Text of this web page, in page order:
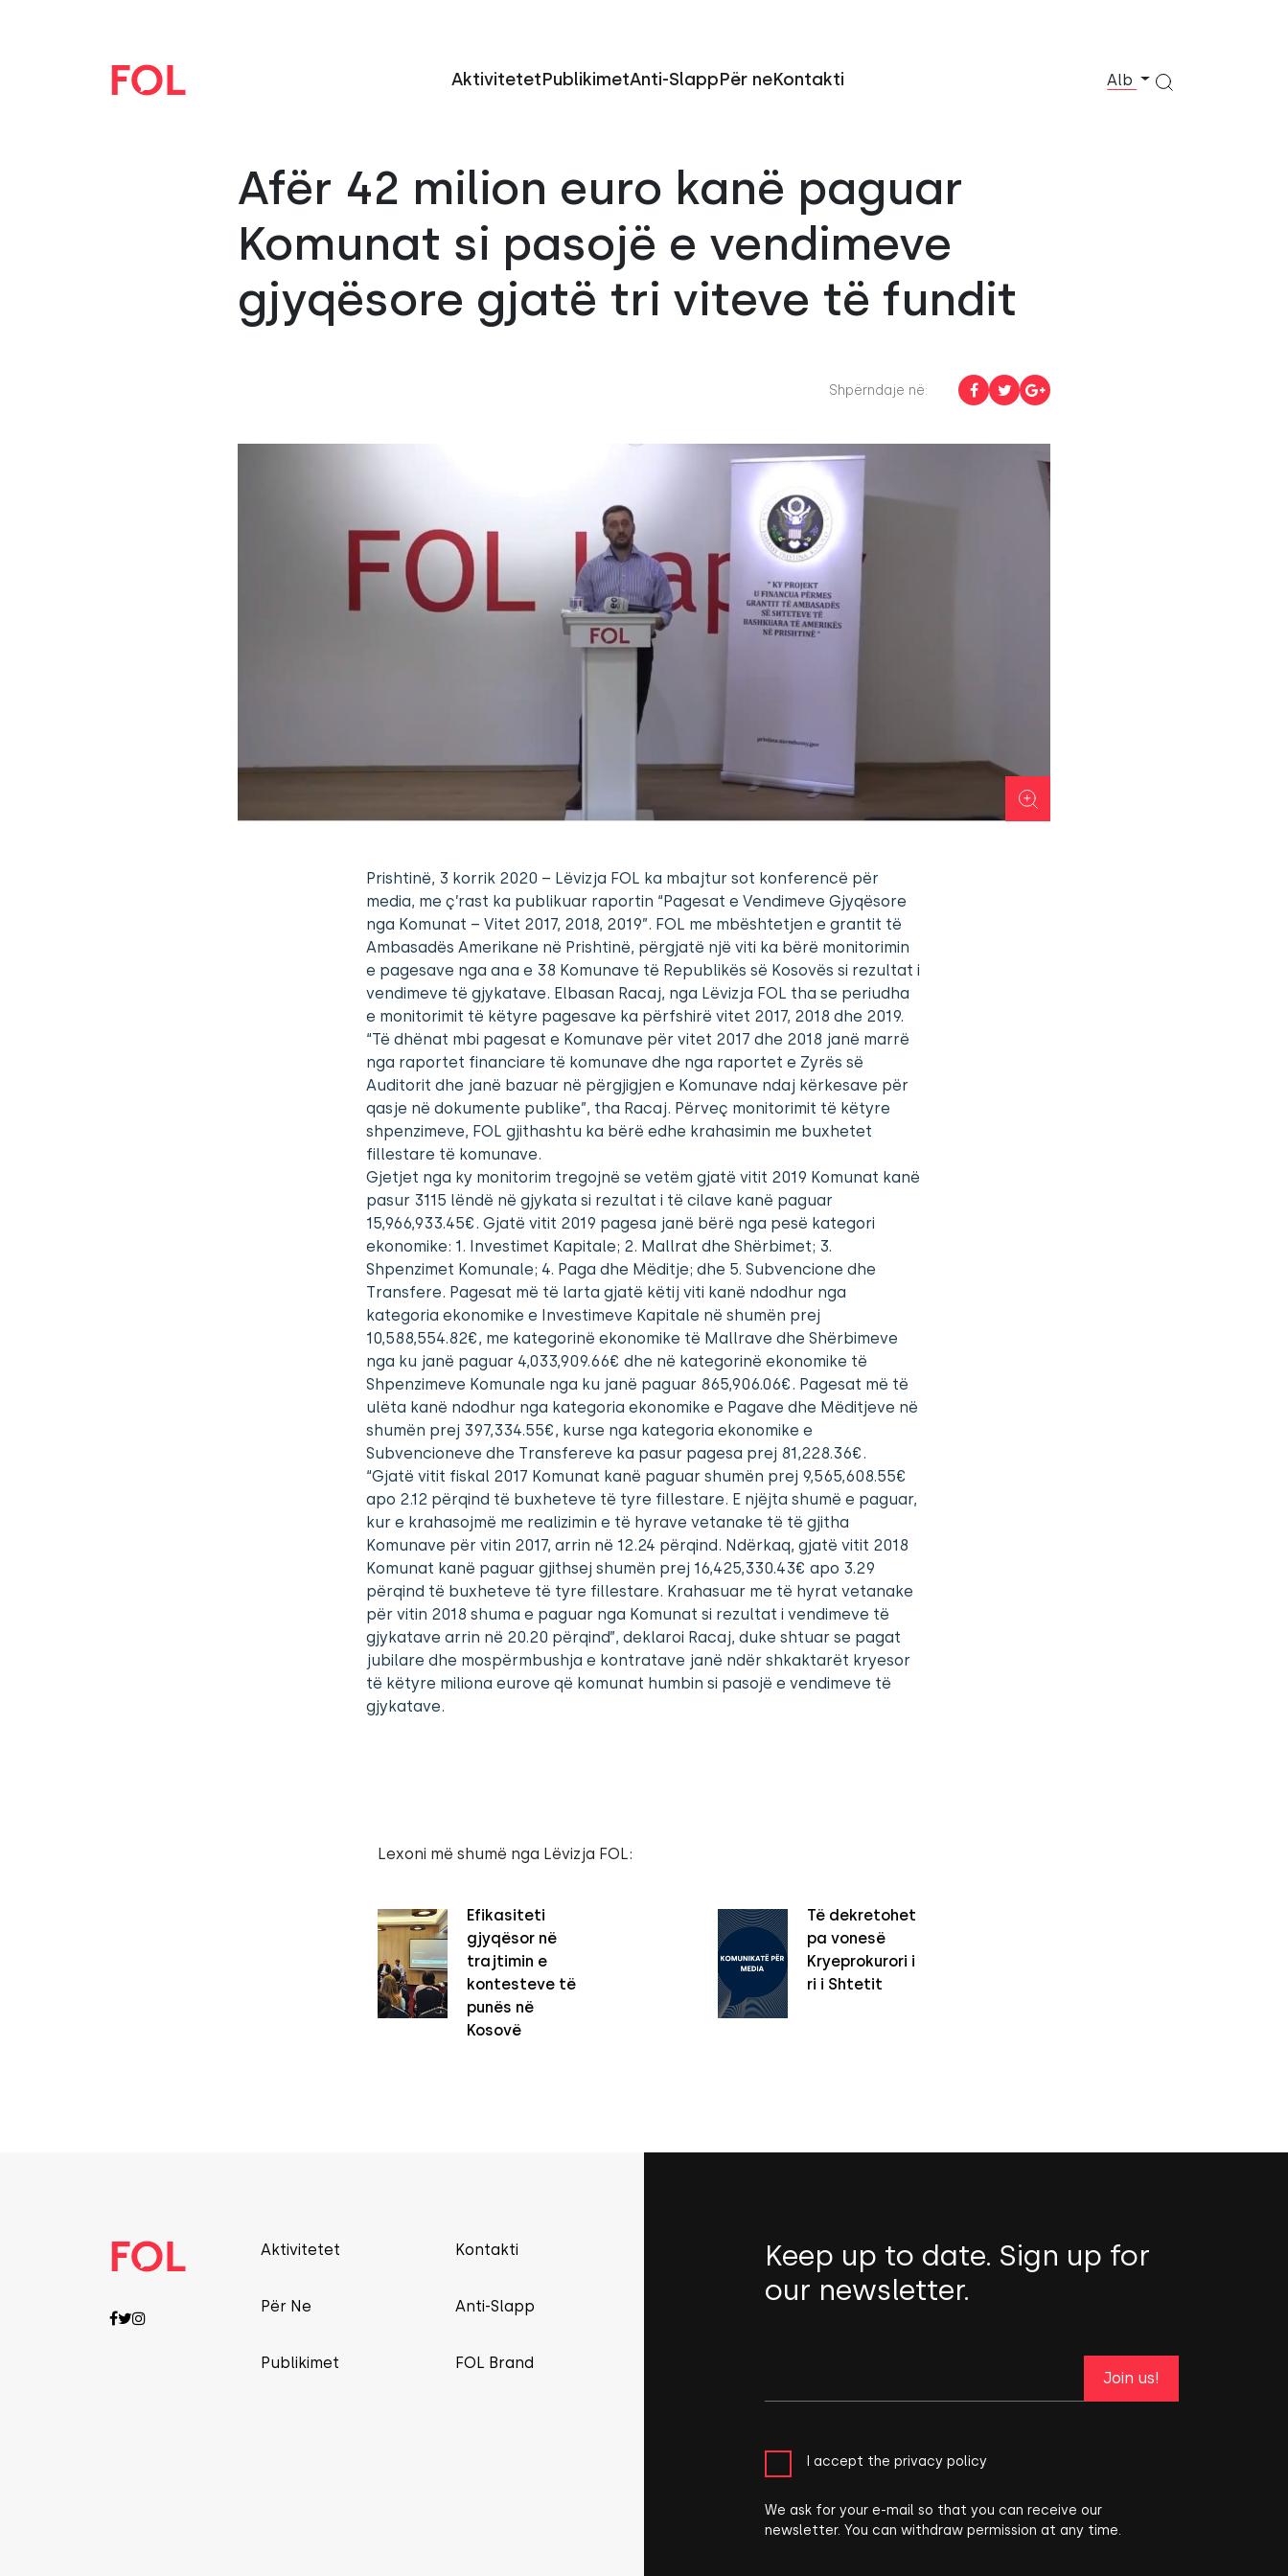
AktivitetetPublikimetAnti-SlappPër neKontakti Alb
Afër 42 milion euro kanë paguar
Komunat si pasojë e vendimeve
gjyqësore gjatë tri viteve të fundit
Shpërndaje në:
Prishtinë, 3 korrik 2020 – Lëvizja FOL ka mbajtur sot konferencë për
media, me ç’rast ka publikuar raportin “Pagesat e Vendimeve Gjyqësore
nga Komunat – Vitet 2017, 2018, 2019”. FOL me mbështetjen e grantit të
Ambasadës Amerikane në Prishtinë, përgjatë një viti ka bërë monitorimin
e pagesave nga ana e 38 Komunave të Republikës së Kosovës si rezultat i
vendimeve të gjykatave. Elbasan Racaj, nga Lëvizja FOL tha se periudha
e monitorimit të këtyre pagesave ka përfshirë vitet 2017, 2018 dhe 2019.
“Të dhënat mbi pagesat e Komunave për vitet 2017 dhe 2018 janë marrë
nga raportet financiare të komunave dhe nga raportet e Zyrës së
Auditorit dhe janë bazuar në përgjigjen e Komunave ndaj kërkesave për
qasje në dokumente publike”, tha Racaj. Përveç monitorimit të këtyre
shpenzimeve, FOL gjithashtu ka bërë edhe krahasimin me buxhetet
fillestare të komunave.
Gjetjet nga ky monitorim tregojnë se vetëm gjatë vitit 2019 Komunat kanë
pasur 3115 lëndë në gjykata si rezultat i të cilave kanë paguar
15,966,933.45€. Gjatë vitit 2019 pagesa janë bërë nga pesë kategori
ekonomike: 1. Investimet Kapitale; 2. Mallrat dhe Shërbimet; 3.
Shpenzimet Komunale; 4. Paga dhe Mëditje; dhe 5. Subvencione dhe
Transfere. Pagesat më të larta gjatë këtij viti kanë ndodhur nga
kategoria ekonomike e Investimeve Kapitale në shumën prej
10,588,554.82€, me kategorinë ekonomike të Mallrave dhe Shërbimeve
nga ku janë paguar 4,033,909.66€ dhe në kategorinë ekonomike të
Shpenzimeve Komunale nga ku janë paguar 865,906.06€. Pagesat më të
ulëta kanë ndodhur nga kategoria ekonomike e Pagave dhe Mëditjeve në
shumën prej 397,334.55€, kurse nga kategoria ekonomike e
Subvencioneve dhe Transfereve ka pasur pagesa prej 81,228.36€.
“Gjatë vitit fiskal 2017 Komunat kanë paguar shumën prej 9,565,608.55€
apo 2.12 përqind të buxheteve të tyre fillestare. E njëjta shumë e paguar,
kur e krahasojmë me realizimin e të hyrave vetanake të të gjitha
Komunave për vitin 2017, arrin në 12.24 përqind. Ndërkaq, gjatë vitit 2018
Komunat kanë paguar gjithsej shumën prej 16,425,330.43€ apo 3.29
përqind të buxheteve të tyre fillestare. Krahasuar me të hyrat vetanake
për vitin 2018 shuma e paguar nga Komunat si rezultat i vendimeve të
gjykatave arrin në 20.20 përqind”, deklaroi Racaj, duke shtuar se pagat
jubilare dhe mospërmbushja e kontratave janë ndër shkaktarët kryesor
të këtyre miliona eurove që komunat humbin si pasojë e vendimeve të
gjykatave.
Lexoni më shumë nga Lëvizja FOL:
Efikasiteti
gjyqësor në
trajtimin e
kontesteve të
punës në
Kosovë
Të dekretohet
pa vonesë
Kryeprokurori i
ri i Shtetit
Aktivitetet
Për Ne
Publikimet
Kontakti
Anti-Slapp
FOL Brand
Keep up to date. Sign up for
our newsletter.
Join us!
I accept the privacy policy
We ask for your e-mail so that you can receive our
newsletter. You can withdraw permission at any time.